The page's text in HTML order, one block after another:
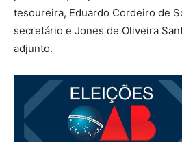
tesoureira, Eduardo Cordeiro de
secretário e Jones de Oliveira
adjunto.